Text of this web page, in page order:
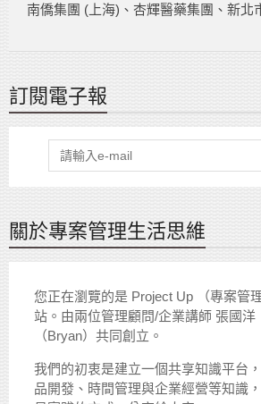
南僑集團 (上海)、杏輝醫藥集團、新北
訂閱電子報
關於專案管理生活思維
您正在瀏覽的是 Project Up （專案管
站。由兩位管理顧問/企業講師 張國洋
（Bryan）共同創立。
我們的初衷是建立一個共享知識平台
品開發、時間管理與企業經營等知識